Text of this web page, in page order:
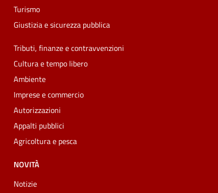
Turismo
Giustizia e sicurezza pubblica
Tributi, finanze e contravvenzioni
Cultura e tempo libero
Ambiente
Imprese e commercio
Autorizzazioni
Appalti pubblici
Agricoltura e pesca
NOVITÀ
Notizie